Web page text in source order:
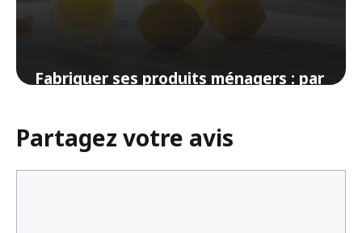
Fabriquer ses produits ménagers : par
31 mars 2026
Partagez votre avis